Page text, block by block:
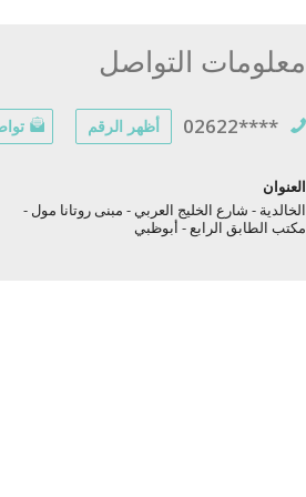
معلومات التواصل
02622**** أظهر الرقم
العنوان
الخالدية - شارع الخليج العربي - مبنى روتانا مول -
مكتب الطابق الرابع - أبوظبي